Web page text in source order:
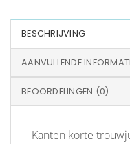
BESCHRIJVING
AANVULLENDE
BEOORDELINGEN (0)
Kanten korte